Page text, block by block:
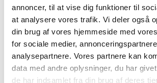
annoncer, til at vise dig funktioner til
at analysere vores trafik. Vi deler også
din brug af vores hjemmeside med
for sociale medier,
analysepartnere. Vores partnere kan
data med andre oplysninger, du har
de har indsamlet fra din brug af deres
Målgruppe
Konferencen er tænkt som en
for hele voksenlæringssektoren, og
målet med dagen at møde
andre dele af sektoren, dele
bedste praksis og blive inspireret!